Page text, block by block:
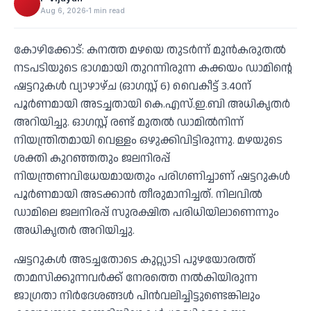
Aug 6, 2026 1 min read
കോഴിക്കോട്: കനത്ത മഴയെ തുടര്‍ന്ന് മുന്‍കരുതല്‍
നടപടിയുടെ ഭാഗമായി തുറന്നിരുന്ന കക്കയം ഡാമിന്റെ
ഷട്ടറുകള്‍ വ്യാഴാഴ്ച (ഓഗസ്റ്റ് 6) വൈകീട്ട് 3.40ന്
പൂര്‍ണമായി അടച്ചതായി കെ.എസ്.ഇ.ബി അധികൃതര്‍
അറിയിച്ചു. ഓഗസ്റ്റ് രണ്ട് മുതല്‍ ഡാമില്‍നിന്ന്
നിയന്ത്രിതമായി വെള്ളം ഒഴുക്കിവിട്ടിരുന്നു. മഴയുടെ
ശക്തി കുറഞ്ഞതും ജലനിരപ്പ്
നിയന്ത്രണവിധേയമായതും പരിഗണിച്ചാണ് ഷട്ടറുകള്‍
പൂര്‍ണമായി അടക്കാന്‍ തീരുമാനിച്ചത്. നിലവില്‍
ഡാമിലെ ജലനിരപ്പ് സുരക്ഷിത പരിധിയിലാണെന്നും
അധികൃതര്‍ അറിയിച്ചു.
ഷട്ടറുകള്‍ അടച്ചതോടെ കുറ്റ്യാടി പുഴയോരത്ത്
താമസിക്കുന്നവര്‍ക്ക് നേരത്തെ നല്‍കിയിരുന്ന
ജാഗ്രതാ നിര്‍ദേശങ്ങള്‍ പിന്‍വലിച്ചിട്ടുണ്ടെങ്കിലും